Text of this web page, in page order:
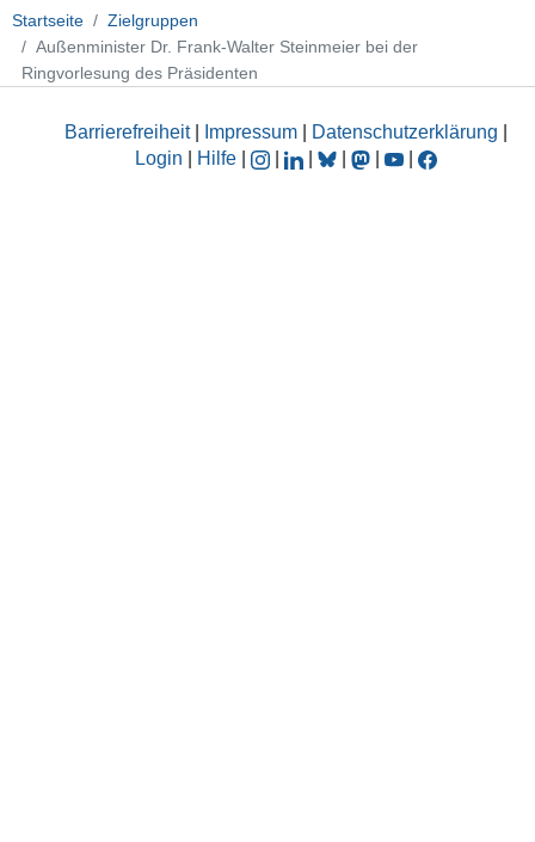
Startseite
Zielgruppen
Außenminister Dr. Frank-Walter Steinmeier bei der
Ringvorlesung des Präsidenten
Barrierefreiheit| Impressum Datenschutzerklärung
Login
Hilfe